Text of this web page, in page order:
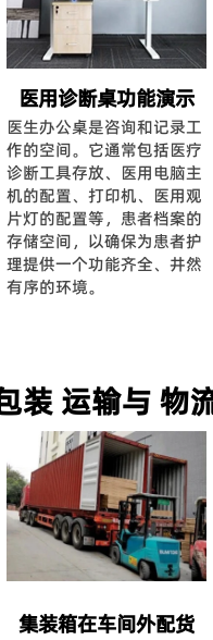
医用诊断桌功能演示
医生办公桌是咨询和记录工
作的空间。它通常包括医疗
诊断工具存放、医用电脑主
机的配置、打印机、医用观
片灯的配置等，患者档案的
存储空间，以确保为患者护
理提供一个功能齐全、井然
有序的环境。
装 运输与 物
集装箱在车间外配货